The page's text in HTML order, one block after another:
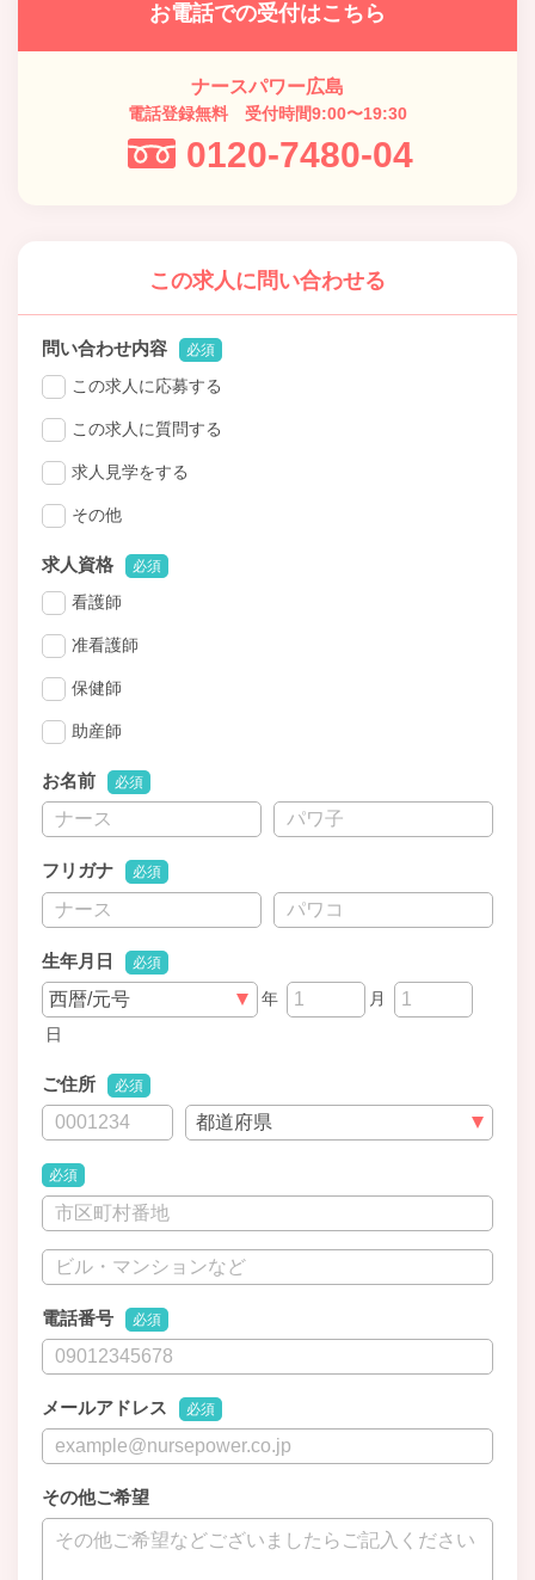
お電話での受付はこちら
ナースパワー広島
電話登録無料 受付時間9:00〜19:30
0120-7480-04
この求人に問い合わせる
問い合わせ内容 必須
この求人に応募する
この求人に質問する
求人見学をする
その他
求人資格 必須
看護師
准看護師
保健師
助産師
お名前 必須
フリガナ 必須
生年月日 必須
年
月
日
ご住所 必須
必須
電話番号 必須
メールアドレス 必須
その他ご希望